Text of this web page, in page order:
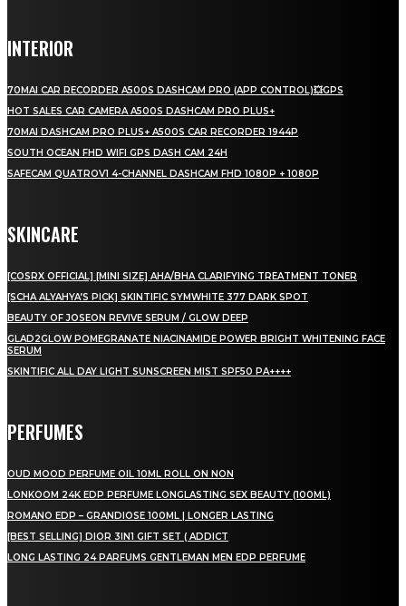
INTERIOR
70MAI CAR RECORDER A500S DASHCAM PRO (APP CONTROL)💥GPS
HOT SALES CAR CAMERA A500S DASHCAM PRO PLUS+
70MAI DASHCAM PRO PLUS+ A500S CAR RECORDER 1944P
SOUTH OCEAN FHD WIFI GPS DASH CAM 24H
SAFECAM QUATROV1 4-CHANNEL DASHCAM FHD 1080P + 1080P
SKINCARE
[COSRX OFFICIAL] [MINI SIZE] AHA/BHA CLARIFYING TREATMENT TONER
[SCHA ALYAHYA’S PICK] SKINTIFIC SYMWHITE 377 DARK SPOT
BEAUTY OF JOSEON REVIVE SERUM / GLOW DEEP
GLAD2GLOW POMEGRANATE NIACINAMIDE POWER BRIGHT WHITENING FACE
SERUM
SKINTIFIC ALL DAY LIGHT SUNSCREEN MIST SPF50 PA++++
PERFUMES
OUD MOOD PERFUME OIL 10ML ROLL ON NON
LONKOOM 24K EDP PERFUME LONGLASTING SEX BEAUTY (100ML)
ROMANO EDP – GRANDIOSE 100ML | LONGER LASTING
[BEST SELLING] DIOR 3IN1 GIFT SET ( ADDICT
LONG LASTING 24 PARFUMS GENTLEMAN MEN EDP PERFUME